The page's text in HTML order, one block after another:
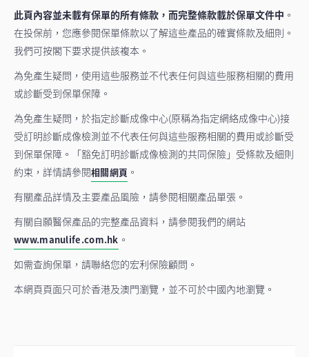
此頁內容並未載有保單的所有條款，而完整條款載於保單文件中 。
在投保前，您應參閱保單條款以了解這些產品的確實條款及細則。
我們可按閣下要求提供該複本。
為免產生疑問，使用這些服務並不代表任何與這些服務相關的費用
或診斷受到保單保障。
為免產生疑問，於指定診斷成像中心(原稱為指定網絡成像中心)接
受訂明診斷成像檢測並不代表任何與這些服務相關的費用或診斷受
到保單保障。「豁免訂明診斷成像檢測的共同保險」受條款及細則
約束，詳情請參閱相關網頁 。
有關產品詳情及主要產品風險，請參閱相關產品單張。
有關自願醫保產品的完整產品資料，請參閱我們的網站
www.manulife.com.hk 。
如需查詢保單，請聯絡您的宏利保險顧問。
本網頁頁面只可於香港及澳門瀏覽，並不可於中國內地瀏覽。